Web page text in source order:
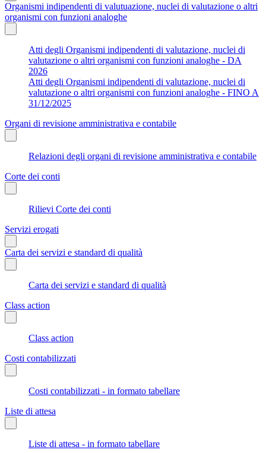
Organismi indipendenti di valutuazione, nuclei di valutazione o altri
organismi con funzioni analoghe
Atti degli Organismi indipendenti di valutazione, nuclei di
valutazione o altri organismi con funzioni analoghe - DA
2026
Atti degli Organismi indipendenti di valutazione, nuclei di
valutazione o altri organismi con funzioni analoghe - FINO A
31/12/2025
Organi di revisione amministrativa e contabile
Relazioni degli organi di revisione amministrativa e contabile
Corte dei conti
Rilievi Corte dei conti
Servizi erogati
Carta dei servizi e standard di qualità
Carta dei servizi e standard di qualità
Class action
Class action
Costi contabilizzati
Costi contabilizzati - in formato tabellare
Liste di attesa
Liste di attesa - in formato tabellare